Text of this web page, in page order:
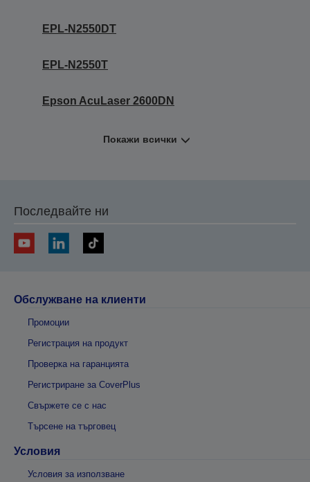
EPL-N2550DT
EPL-N2550T
Epson AcuLaser 2600DN
Покажи всички
Последвайте ни
Обслужване на клиенти
Промоции
Регистрация на продукт
Проверка на гаранцията
Регистриране за CoverPlus
Свържете се с нас
Търсене на търговец
Условия
Условия за използване